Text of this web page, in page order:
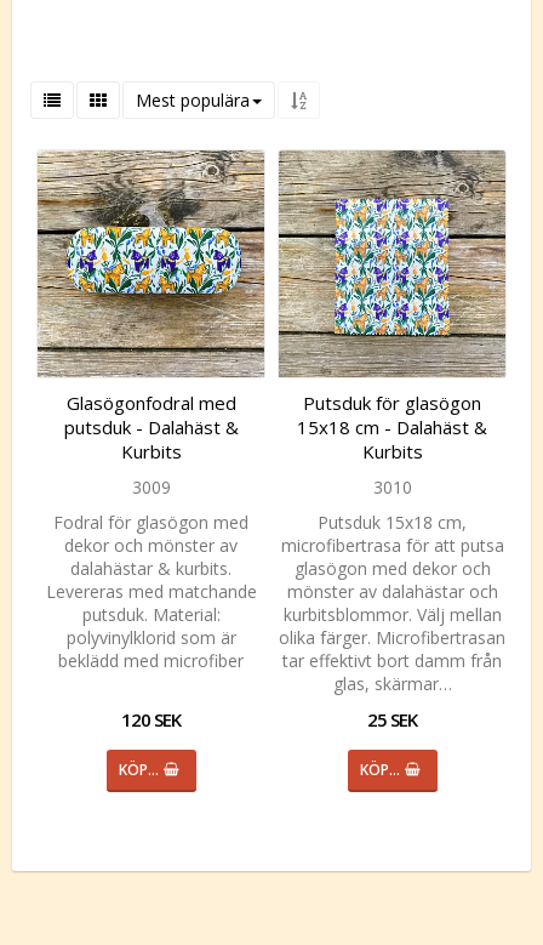
Mest populära
Glasögonfodral med
putsduk - Dalahäst &
Kurbits
3009
Fodral för glasögon med
dekor och mönster av
dalahästar & kurbits.
Levereras med matchande
putsduk. Material:
polyvinylklorid som är
beklädd med microfiber
120 SEK
KÖP…
Putsduk för glasögon
15x18 cm - Dalahäst &
Kurbits
3010
Putsduk 15x18 cm,
microfibertrasa för att putsa
glasögon med dekor och
mönster av dalahästar och
kurbitsblommor. Välj mellan
olika färger. Microfibertrasan
tar effektivt bort damm från
glas, skärmar…
25 SEK
KÖP…